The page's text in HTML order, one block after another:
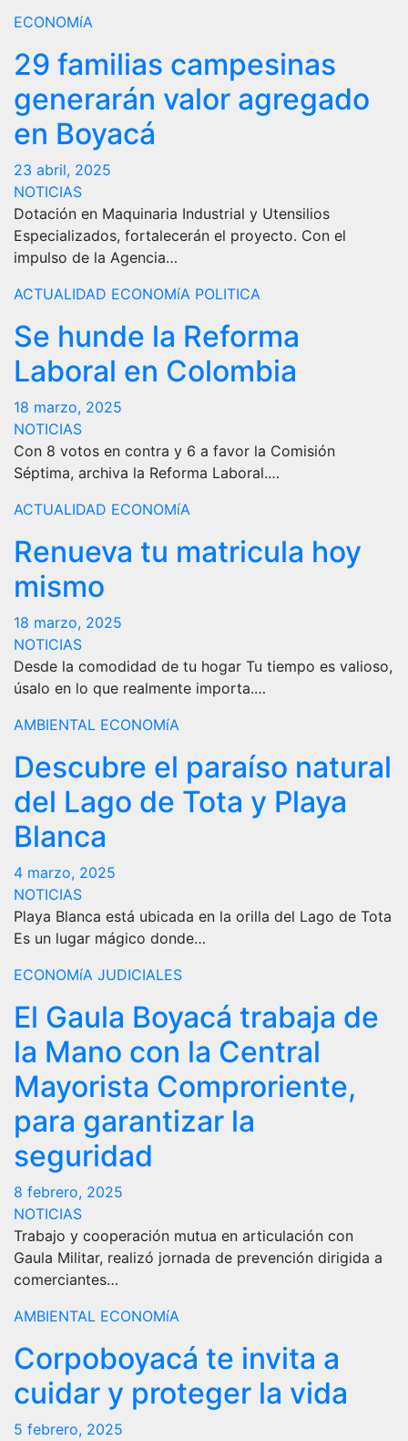
ECONOMíA
29 familias campesinas
generarán valor agregado
en Boyacá
23 abril, 2025
NOTICIAS
Dotación en Maquinaria Industrial y Utensilios
Especializados, fortalecerán el proyecto. Con el
impulso de la Agencia…
ACTUALIDAD ECONOMíA POLITICA
Se hunde la Reforma
Laboral en Colombia
18 marzo, 2025
NOTICIAS
Con 8 votos en contra y 6 a favor la Comisión
Séptima, archiva la Reforma Laboral.…
ACTUALIDAD ECONOMíA
Renueva tu matricula hoy
mismo
18 marzo, 2025
NOTICIAS
Desde la comodidad de tu hogar Tu tiempo es valioso,
úsalo en lo que realmente importa.…
AMBIENTAL ECONOMíA
Descubre el paraíso natural
del Lago de Tota y Playa
Blanca
4 marzo, 2025
NOTICIAS
Playa Blanca está ubicada en la orilla del Lago de Tota
Es un lugar mágico donde…
ECONOMíA JUDICIALES
El Gaula Boyacá trabaja de
la Mano con la Central
Mayorista Comproriente,
para garantizar la
seguridad
8 febrero, 2025
NOTICIAS
Trabajo y cooperación mutua en articulación con
Gaula Militar, realizó jornada de prevención dirigida a
comerciantes…
AMBIENTAL ECONOMíA
Corpoboyacá te invita a
cuidar y proteger la vida
5 febrero, 2025